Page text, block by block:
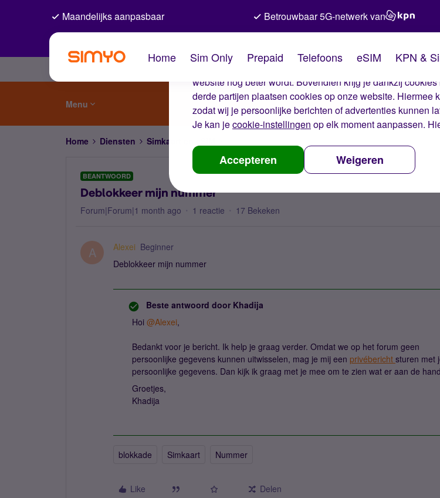
De cookies van Simyo
Wij gebruiken cookies op onze website. Met deze cookies
website nog beter wordt. Bovendien krijg je dankzij
derde partijen plaatsen cookies op onze website. Hiermee
zodat wij je persoonlijke berichten of advertenties kunnen
Je kan jecookie-instellingen op elk moment aanpassen.
Accepteren Weigeren
Maandelijks aanpasbaar Betrouwbaar 5G-netwerk van
Home Sim Only Prepaid Telefoons eSIM KPN &
Menu
Home Diensten Simkaart en eSIM
BEANTWOORD
Deblokkeer mijn nummer
Forum|Forum|1 month ago 1 reactie 17 Bekeken
A Alexei Beginner
Deblokkeer mijn nummer
Beste antwoord door Khadija
Hoi ​ @Alexei,
Bedankt voor je bericht. Ik help je graag verder. Omdat we op het forum geen
persoonlijke gegevens kunnen uitwisselen, mag je mij een privébericht sturen met
persoonlijke gegevens. Dan kijk ik graag met je mee om te zien wat er aan de
Groetjes,
Khadija
blokkade Simkaart Nummer
Like Delen